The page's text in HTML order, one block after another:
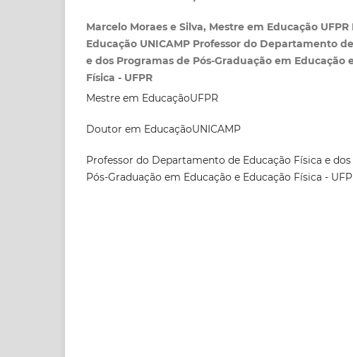
Marcelo Moraes e Silva, Mestre em Educação
Educação UNICAMP Professor do Departamento
e dos Programas de Pós-Graduação em Educação
Física - UFPR
Mestre em EducaçãoUFPR
Doutor em EducaçãoUNICAMP
Professor do Departamento de Educação Física e
Pós-Graduação em Educação e Educação Física -